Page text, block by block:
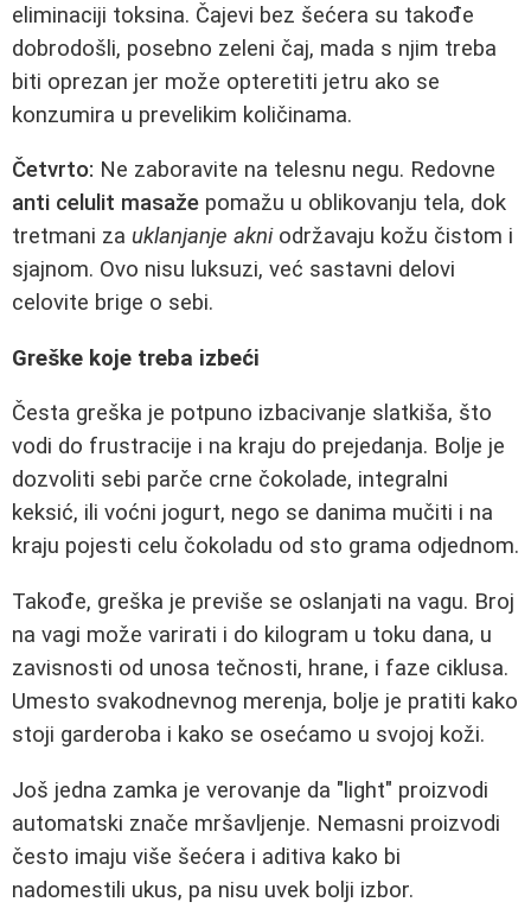
eliminaciji toksina. Čajevi bez šećera su takođe
dobrodošli, posebno zeleni čaj, mada s njim treba
biti oprezan jer može opteretiti jetru ako se
konzumira u prevelikim količinama.
Četvrto: Ne zaboravite na telesnu negu. Redovne
anti celulit masaže pomažu u oblikovanju tela, dok
tretmani za uklanjanje akniodržavaju kožu čistom i
sjajnom. Ovo nisu luksuzi, već sastavni delovi
celovite brige o sebi.
Greške koje treba izbeći
Česta greška je potpuno izbacivanje slatkiša, što
vodi do frustracije i na kraju do prejedanja. Bolje je
dozvoliti sebi parče crne čokolade, integralni
keksić, ili voćni jogurt, nego se danima mučiti i na
kraju pojesti celu čokoladu od sto grama odjednom.
Takođe, greška je previše se oslanjati na vagu. Broj
na vagi može varirati i do kilogram u toku dana, u
zavisnosti od unosa tečnosti, hrane, i faze ciklusa.
Umesto svakodnevnog merenja, bolje je pratiti kako
stoji garderoba i kako se osećamo u svojoj koži.
Još jedna zamka je verovanje da "light" proizvodi
automatski znače mršavljenje. Nemasni proizvodi
često imaju više šećera i aditiva kako bi
nadomestili ukus, pa nisu uvek bolji izbor.